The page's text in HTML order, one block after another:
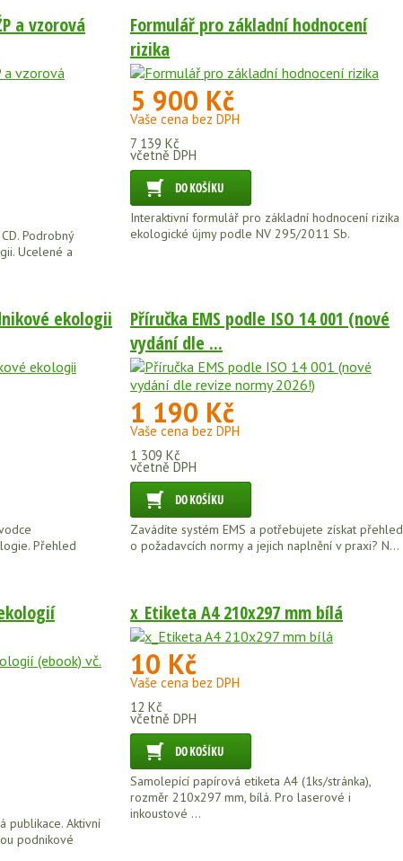
a vzorová
Podrobný
Ucelené a
Formulář pro základní hodnocení
rizika
5 900 Kč
Vaše cena bez DPH
7 139 Kč
včetně DPH
Interaktivní formulář pro základní hodnocení rizika
ekologické újmy podle NV 295/2011 Sb.
ekologii
Přehled
Příručka EMS podle ISO 14 001 (nové
vydání dle ...
1 190 Kč
Vaše cena bez DPH
1 309 Kč
včetně DPH
Zavádíte systém EMS a potřebujete získat přehled
o požadavcích normy a jejich naplnění v praxi? N...
publikace. Aktivní
podnikové
x_Etiketa A4 210x297 mm bílá
10 Kč
Vaše cena bez DPH
12 Kč
včetně DPH
Samolepící papírová etiketa A4 (1ks/stránka),
rozměr 210x297 mm, bílá. Pro laserové i
inkoustové ...